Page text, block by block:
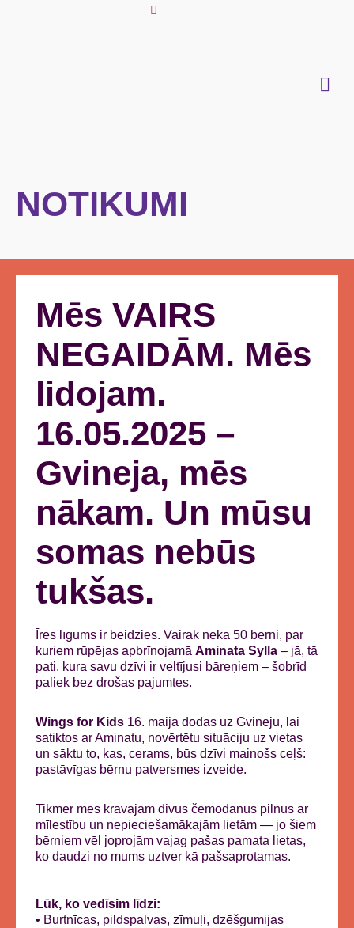
NOTIKUMI
Mēs VAIRS
NEGAIDĀM. Mēs
lidojam.
16.05.2025 –
Gvineja, mēs
nākam. Un mūsu
somas nebūs
tukšas.
Īres līgums ir beidzies. Vairāk nekā 50 bērni, par
kuriem rūpējas apbrīnojamā Aminata Sylla – jā, tā
pati, kura savu dzīvi ir veltījusi bāreņiem – šobrīd
paliek bez drošas pajumtes.
Wings for Kids 16. maijā dodas uz Gvineju, lai
satiktos ar Aminatu, novērtētu situāciju uz vietas
un sāktu to, kas, cerams, būs dzīvi mainošs ceļš:
pastāvīgas bērnu patversmes izveide.
Tikmēr mēs kravājam divus čemodānus pilnus ar
mīlestību un nepieciešamākajām lietām — jo šiem
bērniem vēl joprojām vajag pašas pamata lietas,
ko daudzi no mums uztver kā pašsaprotamas.
Lūk, ko vedīsim līdzi:
• Burtnīcas, pildspalvas, zīmuļi, dzēšgumijas